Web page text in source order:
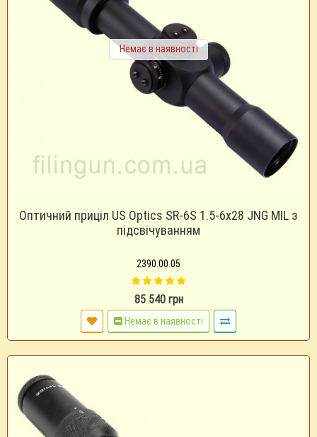
Немає в наявності
Оптичний приціл US Optics SR-6S 1.5-6x28 JNG MIL з
підсвічуванням
2390.00.05
85 540 грн
Немає в наявності